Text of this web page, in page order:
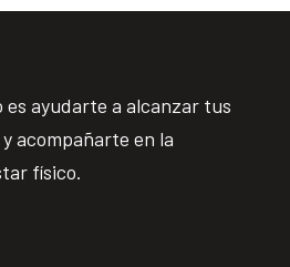
es ayudarte a alcanzar tus
acompañarte en la
físico.